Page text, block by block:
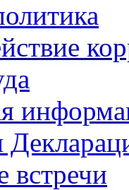
встречи